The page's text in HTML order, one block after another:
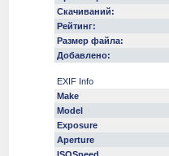
Скачиваний:
Рейтинг:
Размер файла:
Добавлено:
EXIF Info
Make
Model
Exposure
Aperture